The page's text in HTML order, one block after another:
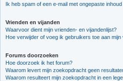
Ik heb spam of een e-mail met ongepaste
Vrienden en vijanden
Waarvoor dient mijn vrienden- en vijandenlijst?
Hoe verwijder of voeg ik gebruikers toe aan
Forums doorzoeken
Hoe doorzoek ik het forum?
Waarom levert mijn zoekopdracht geen
Waarom resulteert mijn zoekopdracht in een